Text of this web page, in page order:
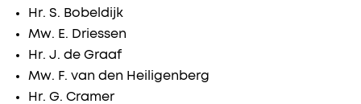
Hr. S. Bobeldijk
Mw. E. Driessen
Hr. J. de Graaf
Mw. F. van den Heiligenberg
Hr. G. Cramer